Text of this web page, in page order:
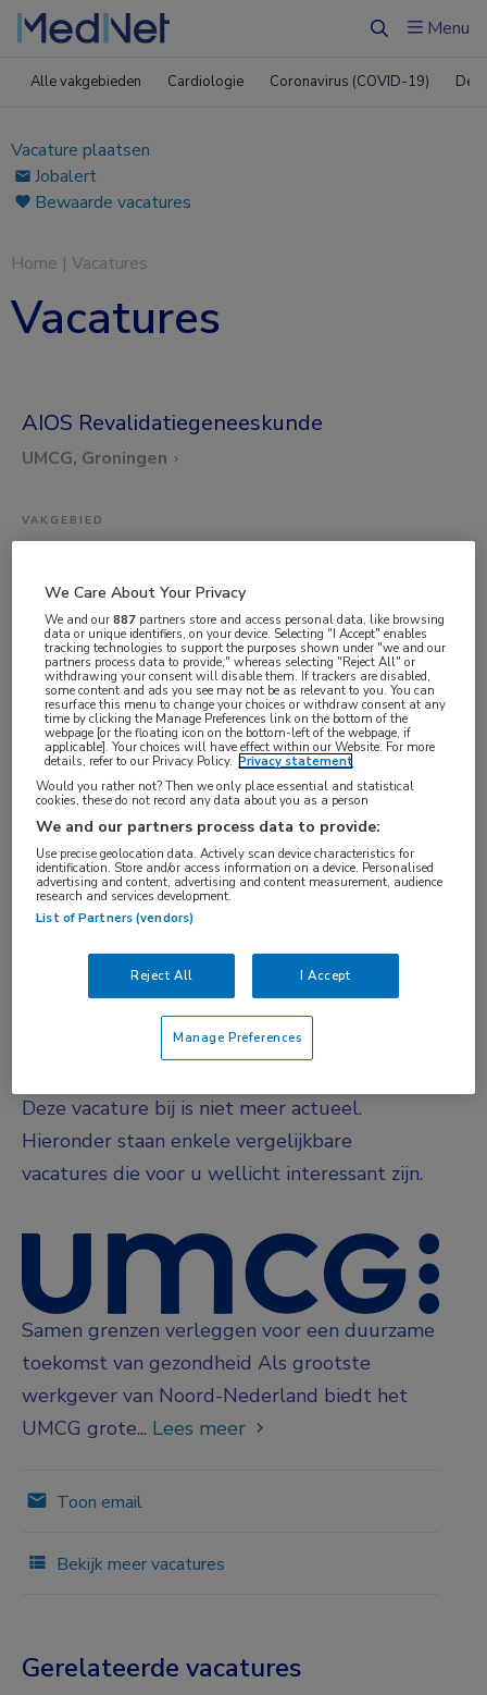
ZoekenMenu
Alle vakgebieden Cardiologie Coronavirus (COVID-19)
Vacature plaatsen
Jobalert
Bewaarde vacatures
Home | Vacatures
Vacatures
AIOS Revalidatiegeneeskunde
UMCG, Groningen
VAKGEBIED
Arts in opleiding tot specialist (AIOS)
BRANCHE
Ziekenhuis
AANSTELLING
Niet nader bepaald
PLAATSINGSDATUM
19 mei 2026
NIVEAU
WO
ERVARING
Niet nader bepaald
DIENSTVERBAND
Niet nader bepaald
Vacature niet beschikbaar
Deze vacature bij is niet meer actueel.
Hieronder staan enkele vergelijkbare
vacatures die voor u wellicht interessant zijn.
Samen grenzen verleggen voor een duurzame
toekomst van gezondheid Als grootste
werkgever van Noord-Nederland biedt het
UMCG grote... Lees meer
Toon email
Bekijk meer vacatures
Gerelateerde vacatures
We Care About Your Privacy
We and our887 partners store and access personal data, like browsing
data or unique identifiers, on your device. Selecting "I Accept" enables
tracking technologies to support the purposes shown under "we and our
partners process data to provide," whereas selecting "Reject All" or
withdrawing your consent will disable them. If trackers are disabled,
some content and ads you see may not be as relevant to you. You can
resurface this menu to change your choices or withdraw consent at any
time by clicking the Manage Preferences link on the bottom of the
webpage [or the floating icon on the bottom-left of the webpage, if
applicable]. Your choices will have effect within our Website. For more
details, refer to our Privacy Policy. Privacy statement
Would you rather not? Then we only place essential and statistical
cookies, these do not record any data about you as a person
We and our partners process data to provide:
Use precise geolocation data. Actively scan device characteristics for
identification. Store and/or access information on a device. Personalised
advertising and content, advertising and content measurement, audience
research and services development.
List of Partners (vendors)
Reject All I Accept
Manage Preferences